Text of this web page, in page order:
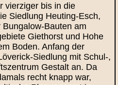
vierziger bis in die
Siedlung Heuting-Esch,
Bauten am
Giethorst und Hohe
Boden. Anfang der
Siedlung mit Schul-,
Gestalt an. Da
recht knapp war,